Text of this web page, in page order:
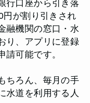
行口座から引き落
円が割り引きされ
融機関の窓口・水
り、アプリに登録
請可能です。
ちろん、毎月の手
水道を利用する人